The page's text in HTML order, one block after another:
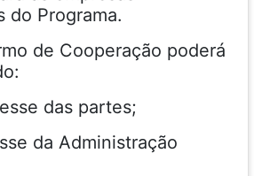
do Programa.
de Cooperação poderá
das partes;
da Administração